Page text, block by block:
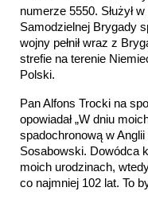
numerze 5550. Służył
Samodzielnej Brygady
wojny pełnił wraz z
strefie na terenie
Polski.
Pan Alfons Trocki na
opowiadał „W dniu
spadochronową w Anglii
Sosabowski. Dowódca
moich urodzinach,
co najmniej 102 lat. To